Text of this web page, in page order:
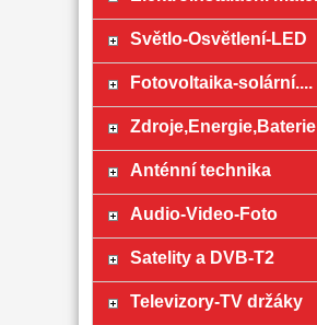
Světlo-Osvětlení-LED
Fotovoltaika-solární....
Zdroje,Energie,Baterie
Anténní technika
Audio-Video-Foto
Satelity a DVB-T2
Televizory-TV držáky